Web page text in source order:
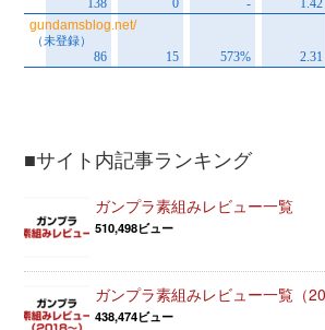
■サイト内記事ランキング
ガンプラ素組みレビュー一覧
510,498ビュー
ガンプラ素組みレビュー一覧（
438,474ビュー